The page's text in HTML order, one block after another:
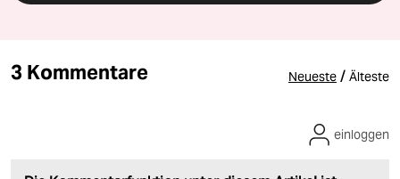
3 Kommentare Neueste / Älteste
einloggen